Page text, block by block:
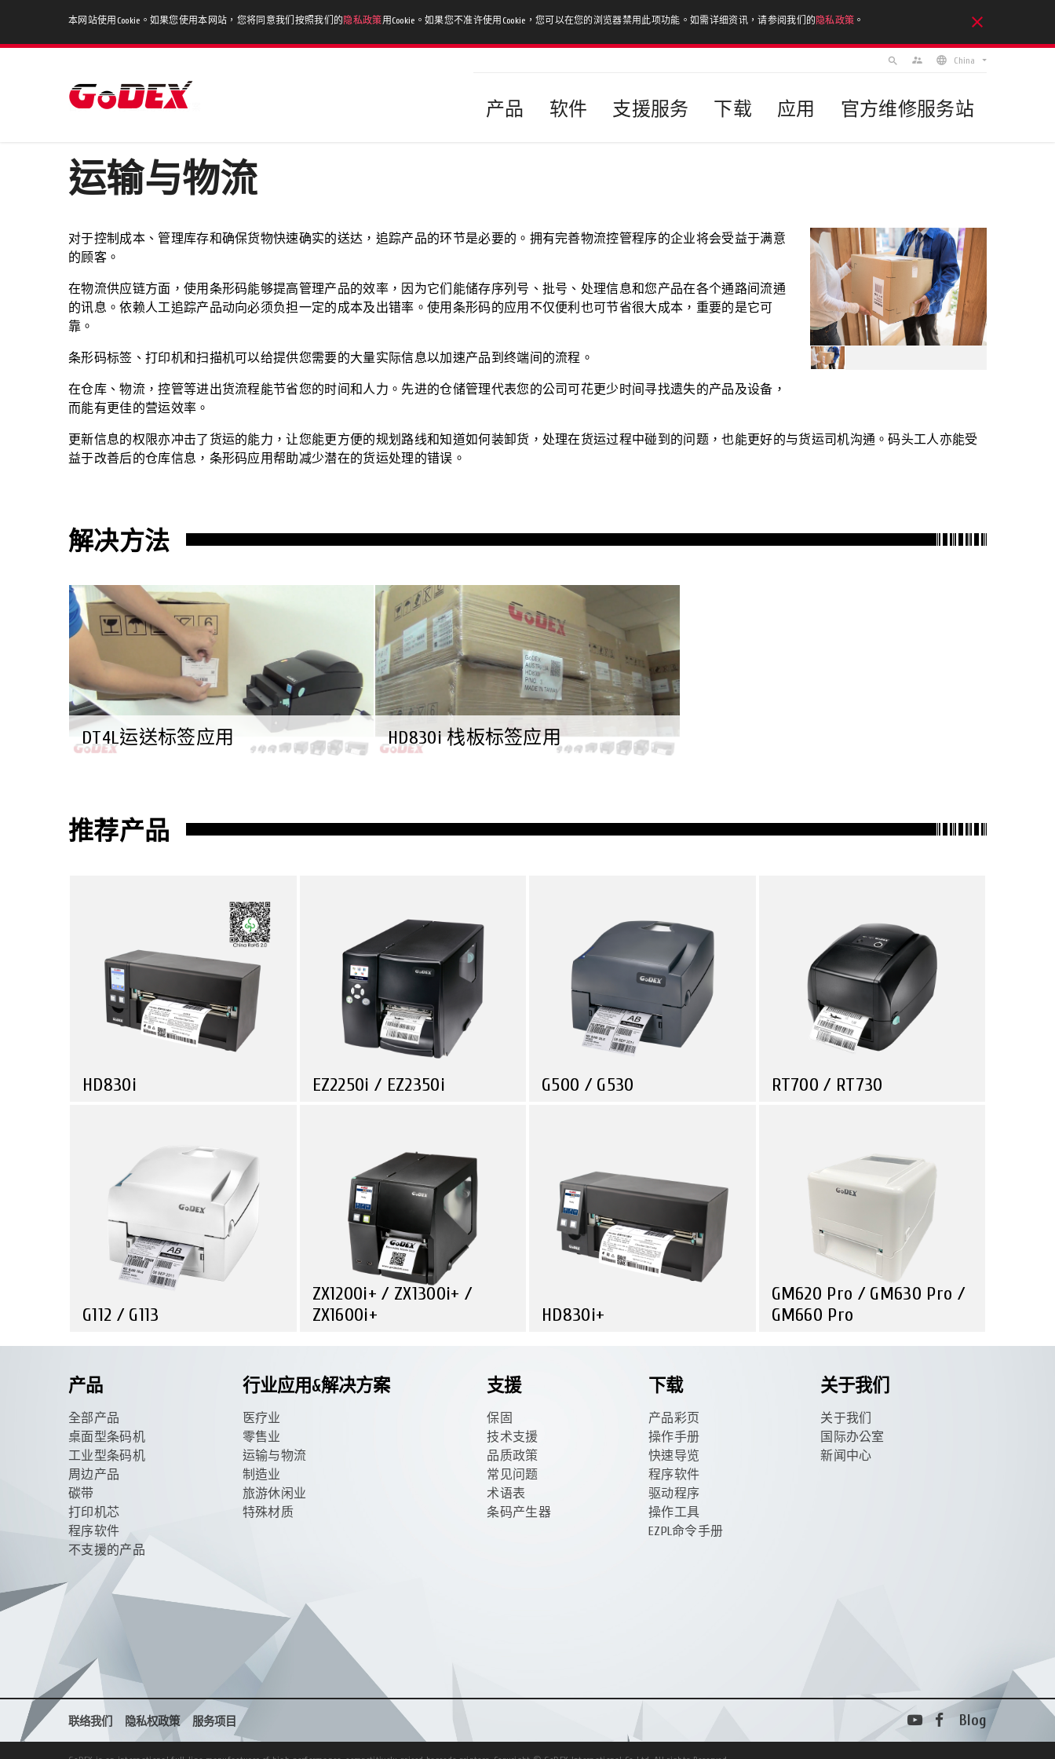
本网站使用Cookie。如果您使用本网站，您将同意我们按照我们的 隐私政策用Cookie。如果您不准许使用Cookie，您可以在您的浏览器禁用此项功能。如需详细资讯，请参阅我们的 隐私政策 。
search supervisor_account China
China
产品 软件 支援服务 下载 应用 官方维修服务站
首页 行业应用&解决方案
运输与物流
对于控制成本、管理库存和确保货物快速确实的送达，追踪产品的环节是必要的。拥有完善物流控管程序的企业将会受益于满意
的顾客。
在物流供应链方面，使用条形码能够提高管理产品的效率，因为它们能储存序列号、批号、处理信息和您产品在各个通路间流通
的讯息。依赖人工追踪产品动向必须负担一定的成本及出错率。使用条形码的应用不仅便利也可节省很大成本，重要的是它可
靠。
条形码标签、打印机和扫描机可以给提供您需要的大量实际信息以加速产品到终端间的流程。
在仓库、物流，控管等进出货流程能节省您的时间和人力。先进的仓储管理代表您的公司可花更少时间寻找遗失的产品及设备，
而能有更佳的营运效率。
更新信息的权限亦冲击了货运的能力，让您能更方便的规划路线和知道如何装卸货，处理在货运过程中碰到的问题，也能更好的与货运司机沟通。码头工人亦能受
益于改善后的仓库信息，条形码应用帮助减少潜在的货运处理的错误。
解决方法
DT4L运送标签应用
运输与物流 探索
HD830i 栈板标签应用
运输与物流 探索
推荐产品
HD830i EZ2250i / EZ2350i G500 / G530 RT700 / RT730
G112 / G113
一贯质量，让你物超所值！
ZX1200i+ / ZX1300i+ /
ZX1600i+
HD830i+
GM620 Pro / GM630 Pro /
GM660 Pro
卓越工艺品质，新颖实用价值
产品
全部产品
桌面型条码机
工业型条码机
周边产品
碳带
打印机芯
程序软件
不支援的产品
行业应用&解决方案
医疗业
零售业
运输与物流
制造业
旅游休闲业
特殊材质
支援
保固
技术支援
品质政策
常见问题
术语表
条码产生器
下载
产品彩页
操作手册
快速导览
程序软件
驱动程序
操作工具
EZPL命令手册
关于我们
关于我们
国际办公室
新闻中心
联络我们 隐私权政策 服务项目 Blog